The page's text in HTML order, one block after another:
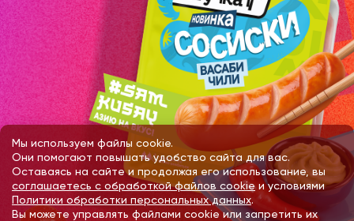
Мы используем файлы cookie.
Они помогают повышать удобство сайта для вас.
Оставаясь на сайте и продолжая его использование, вы
соглашаетесь с обработкой файлов cookieи условиями
Политики обработки персональных данных.
Вы можете управлять файлами cookie или запретить их